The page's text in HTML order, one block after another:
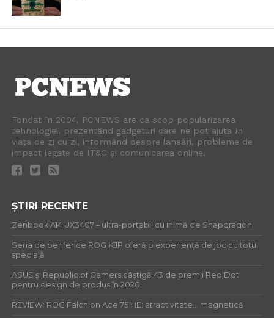
Fondat în 2004, PCNEWS are ca scop popularizarea
tehnologiei, prezentând gadgeturi care ne pot ajuta în
viața de zi cu zi, informând despre lansări, probleme de
impact legate de IT&C și comunicarea online.
ȘTIRI RECENTE
Zenbook A14 UX3407 – ultra-portabil cu inimă de Snapdragon
Seria de periferice ROG KJP oferă o experiență de joc cu totul
specială
ASUS și Republic of Gamers câștigă 43 de premii Red Dot
pentru design de produs în 2026
REVIEW: ROG Falchion Ace 75 HE: atractivitate… magnetică